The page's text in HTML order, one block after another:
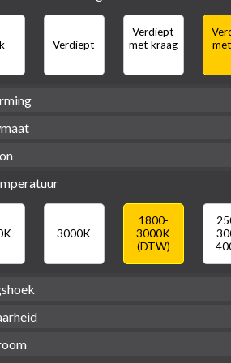
Verdiept
Verdiept
met kraag
retrofit
3000K
1800-
3000K
(DTW)